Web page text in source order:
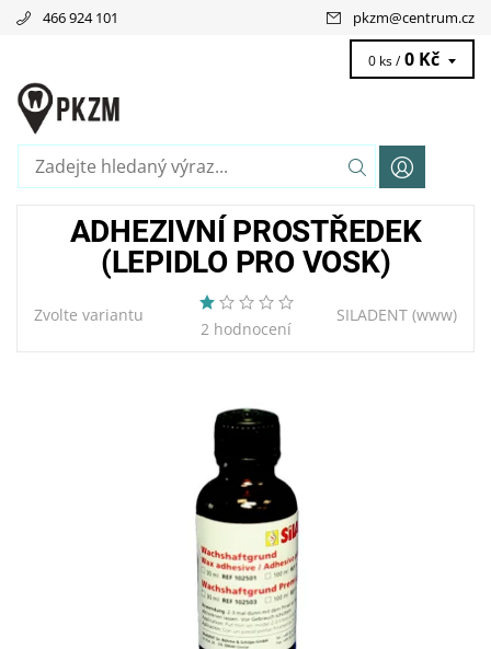
466 924 101 pkzm@centrum.cz
0 ks / 0 Kč
ADHEZIVNÍ PROSTŘEDEK
(LEPIDLO PRO VOSK)
Zvolte variantu
2 hodnocení
SILADENT (www)